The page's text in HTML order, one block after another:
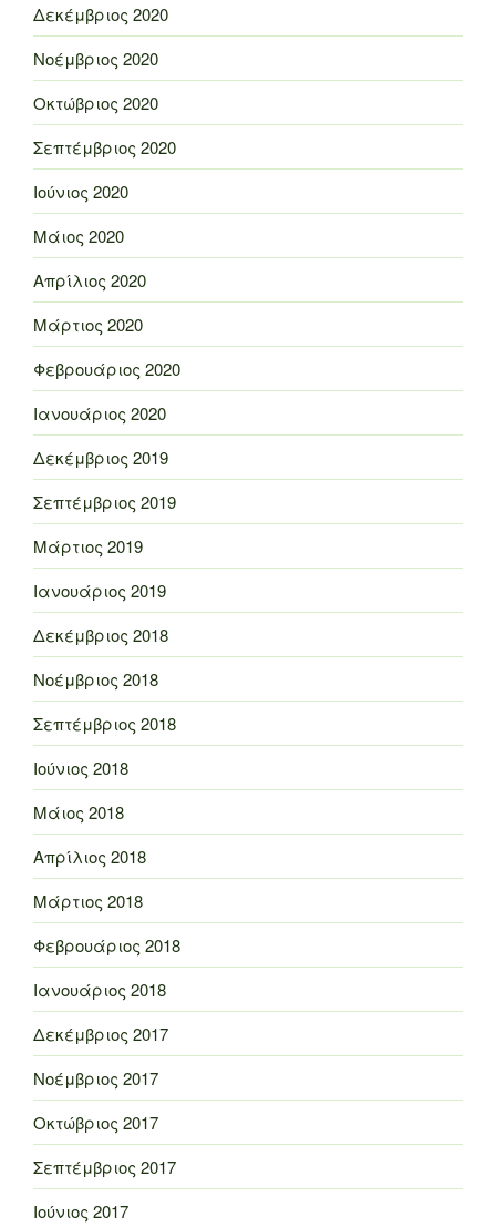
Δεκέμβριος 2020
Νοέμβριος 2020
Οκτώβριος 2020
Σεπτέμβριος 2020
Ιούνιος 2020
Μάιος 2020
Απρίλιος 2020
Μάρτιος 2020
Φεβρουάριος 2020
Ιανουάριος 2020
Δεκέμβριος 2019
Σεπτέμβριος 2019
Μάρτιος 2019
Ιανουάριος 2019
Δεκέμβριος 2018
Νοέμβριος 2018
Σεπτέμβριος 2018
Ιούνιος 2018
Μάιος 2018
Απρίλιος 2018
Μάρτιος 2018
Φεβρουάριος 2018
Ιανουάριος 2018
Δεκέμβριος 2017
Νοέμβριος 2017
Οκτώβριος 2017
Σεπτέμβριος 2017
Ιούνιος 2017